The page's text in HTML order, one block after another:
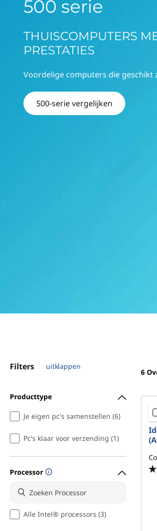
500 serie
THUISCOMPUTERS
PRESTATIES
Voordelige computers die geschikt
500-serie vergelijken
Filters uitklappen
Producttype
Je eigen pc's samenstellen (6)
Pc's klaar voor verzending (1)
Processor
Alle Intel® processors (3)
6